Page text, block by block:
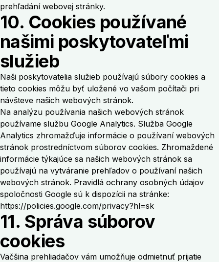
prehľadání webovej stránky.
10. Cookies používané
našimi poskytovateľmi
služieb
Naši poskytovatelia služieb používajú súbory cookies a
tieto cookies môžu byť uložené vo vašom počítači pri
návšteve našich webových stránok.
Na analýzu používania našich webových stránok
používame službu Google Analytics. Služba Google
Analytics zhromažďuje informácie o používaní webových
stránok prostredníctvom súborov cookies. Zhromaždené
informácie týkajúce sa našich webových stránok sa
používajú na vytváranie prehľadov o používaní našich
webových stránok. Pravidlá ochrany osobných údajov
spoločnosti Google sú k dispozícii na stránke:
https://policies.google.com/privacy?hl=sk
11. Správa súborov
cookies
Väčšina prehliadačov vám umožňuje odmietnuť prijatie